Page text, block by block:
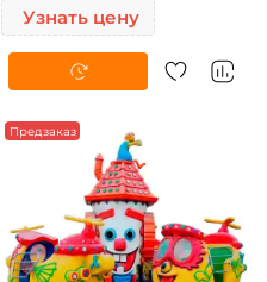
Узнать цену
Предзаказ